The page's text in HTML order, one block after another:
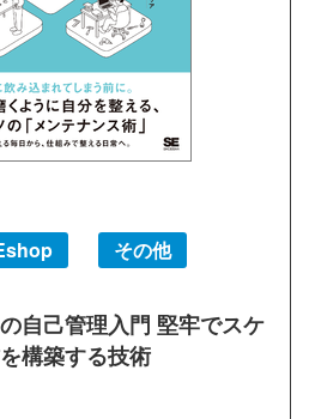
その他
自己管理入門 堅牢でスケ
構築する技術